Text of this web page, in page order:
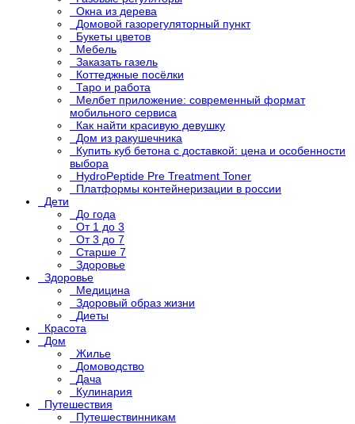
Окна из дерева
Домовой газорегуляторный пункт
Букеты цветов
Мебель
Заказать газель
Коттеджные посёлки
Таро и работа
Мелбет приложение: современный формат
мобильного сервиса
Как найти красивую девушку
Дом из ракушечника
Купить куб бетона с доставкой: цена и особенности
выбора
HydroPeptide Pre Treatment Toner
Платформы контейнеризации в россии
Дети
До года
От 1 до 3
От 3 до 7
Старше 7
Здоровье
Здоровье
Медицина
Здоровый образ жизни
Диеты
Красота
Дом
Жилье
Домоводство
Дача
Кулинария
Путешествия
Путешествинникам